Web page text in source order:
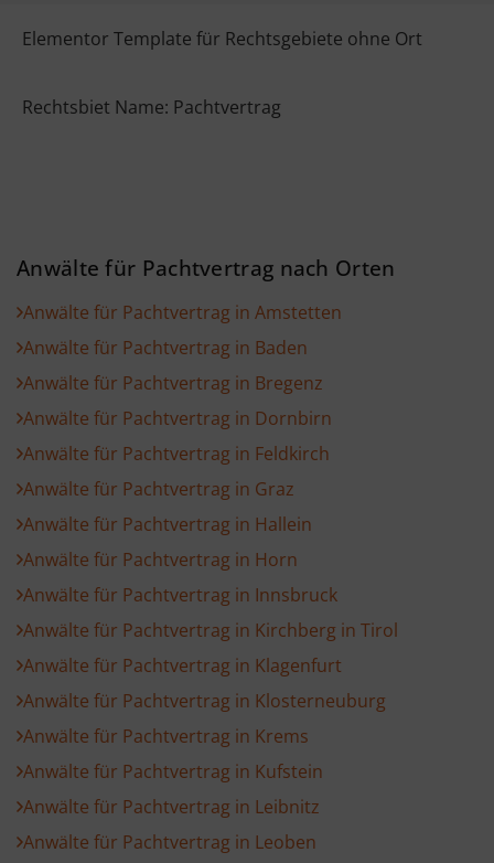
Elementor Template für Rechtsgebiete ohne Ort
Rechtsbiet Name: Pachtvertrag
Anwälte für Pachtvertrag nach Orten
Anwälte für Pachtvertrag in Amstetten
Anwälte für Pachtvertrag in Baden
Anwälte für Pachtvertrag in Bregenz
Anwälte für Pachtvertrag in Dornbirn
Anwälte für Pachtvertrag in Feldkirch
Anwälte für Pachtvertrag in Graz
Anwälte für Pachtvertrag in Hallein
Anwälte für Pachtvertrag in Horn
Anwälte für Pachtvertrag in Innsbruck
Anwälte für Pachtvertrag in Kirchberg in Tirol
Anwälte für Pachtvertrag in Klagenfurt
Anwälte für Pachtvertrag in Klosterneuburg
Anwälte für Pachtvertrag in Krems
Anwälte für Pachtvertrag in Kufstein
Anwälte für Pachtvertrag in Leibnitz
Anwälte für Pachtvertrag in Leoben